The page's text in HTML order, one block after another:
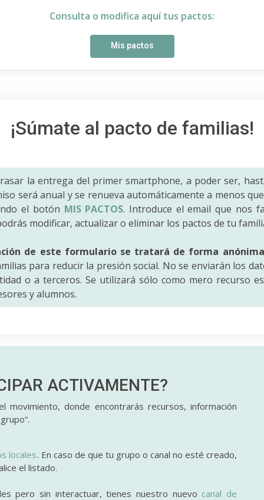
Consulta o modifica aquí tus pactos:
Mis pactos
¡Súmate al pacto de familias!
la entrega del primer smartphone, a poder ser,
será anual y se renueva automáticamente a menos
el botón MIS PACTOS. Introduce el email que nos
modificar, actualizar o eliminar los pactos de tu
de este formulario se tratará de forma anónima
para reducir la presión social. No se enviarán los
o a terceros. Se utilizará sólo como mero recurso
y alumnos.
ACTIVAMENTE?
donde encontrarás recursos, información
locales. En caso de que tu grupo o canal no esté creado,
el listado.
pero sin interactuar, tienes nuestro nuevo canal de